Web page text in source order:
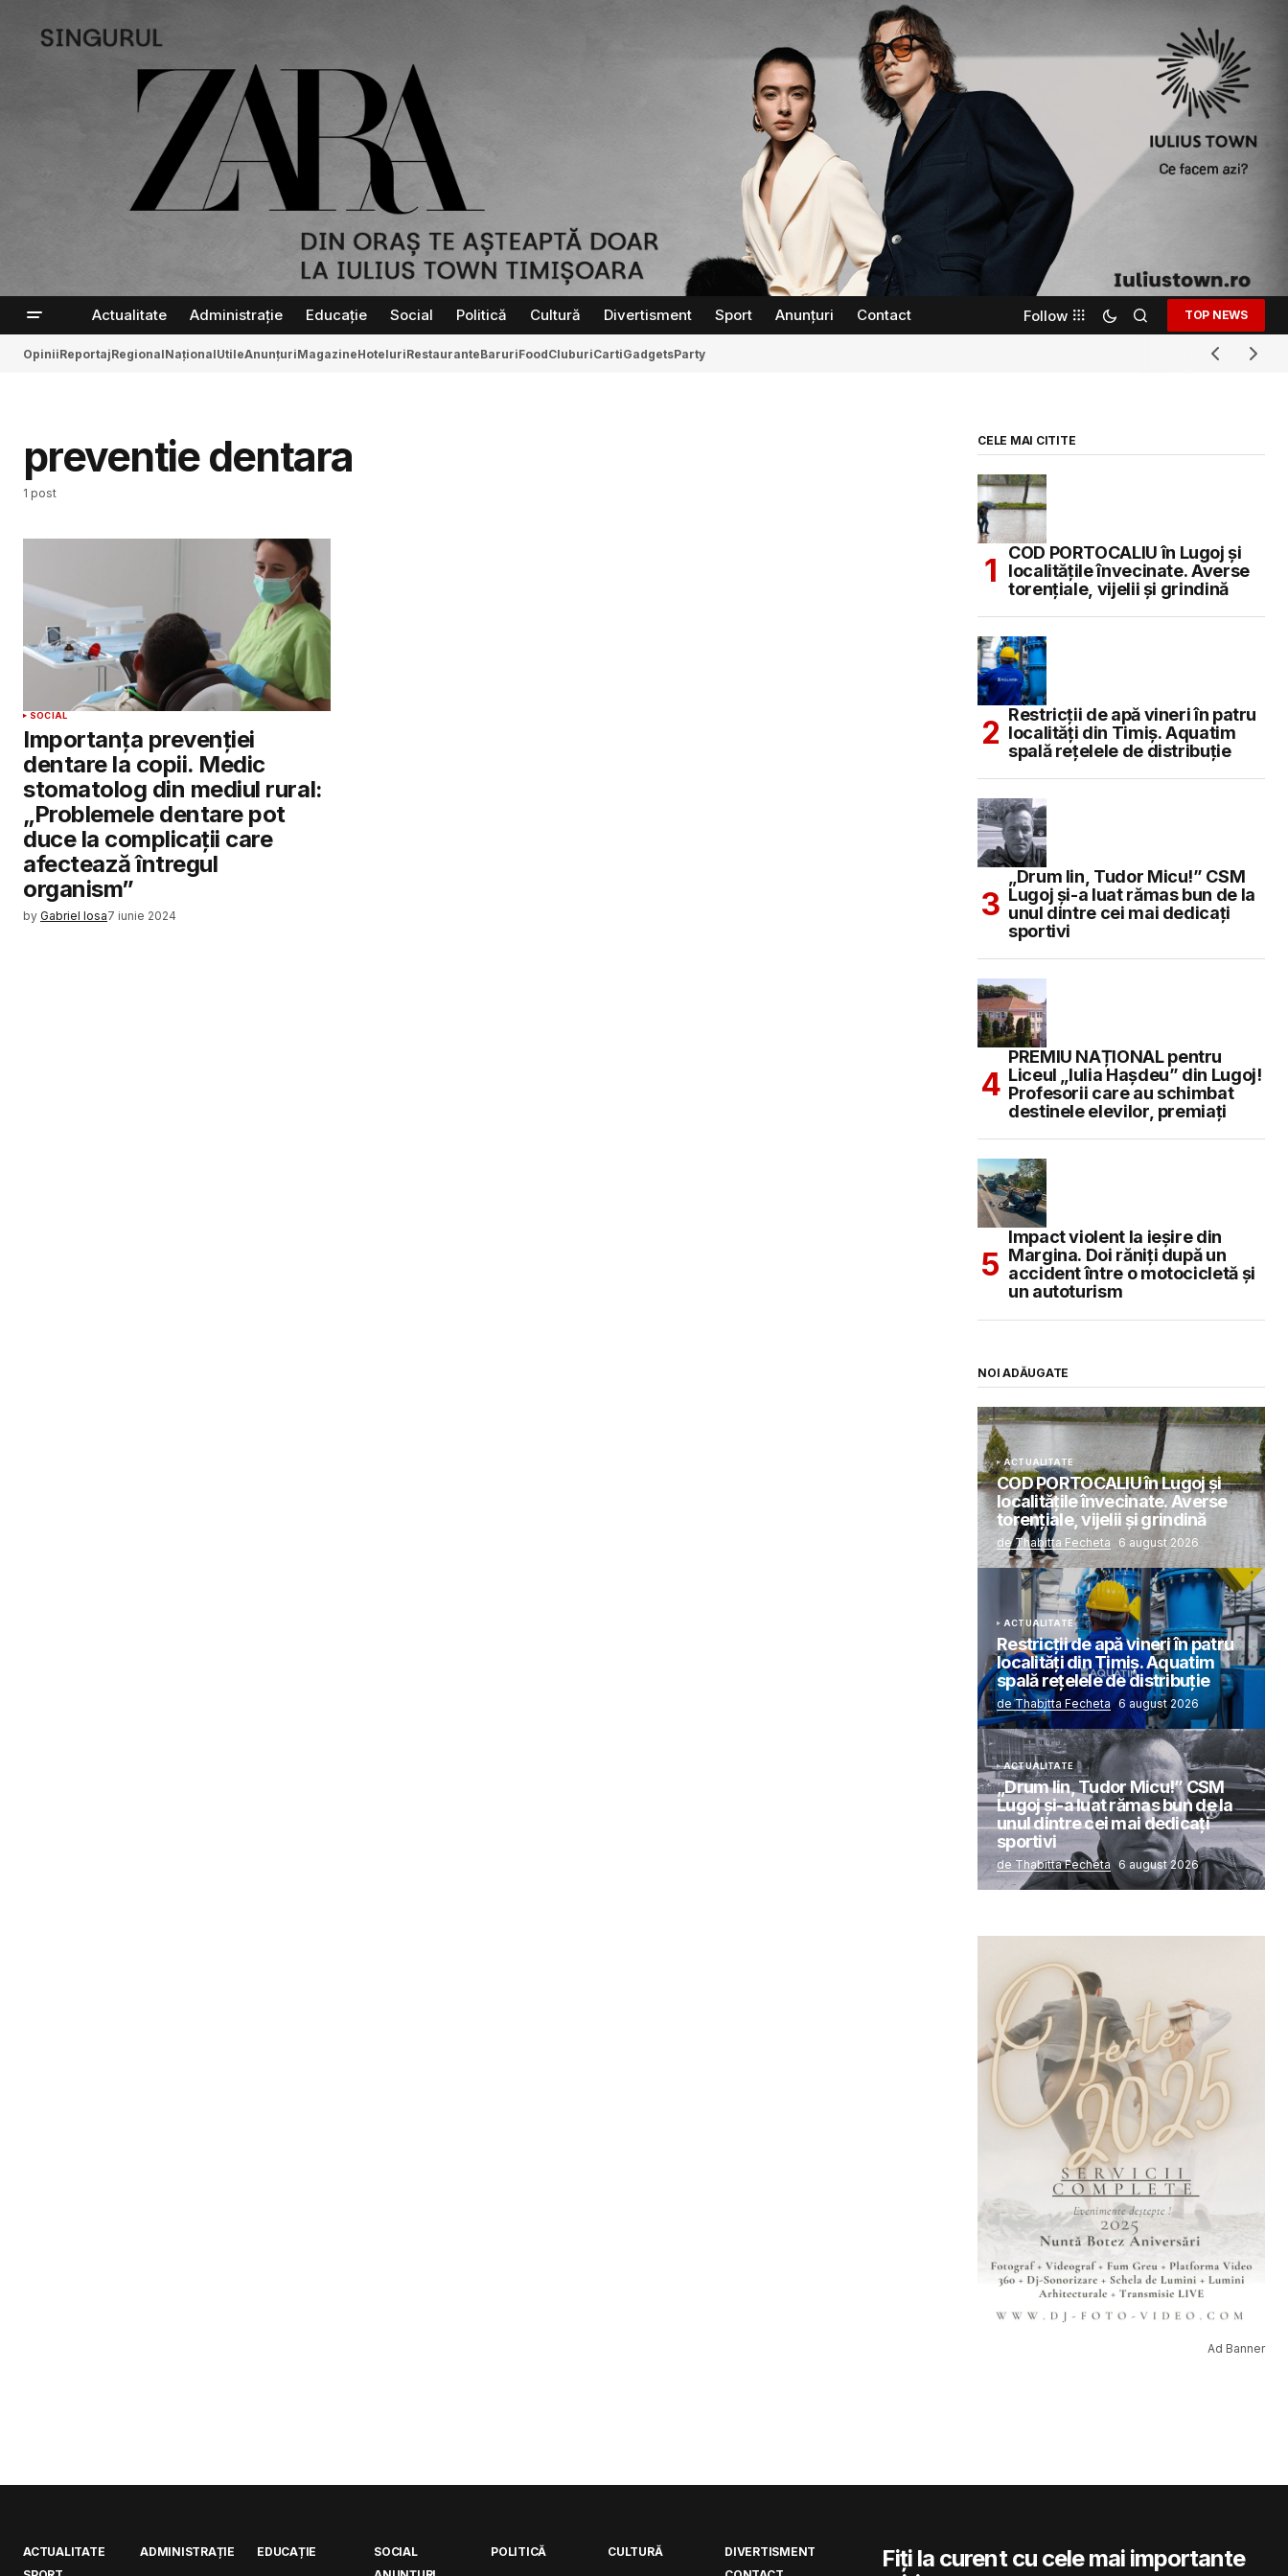
Actualitate Administrație Educație Social Politică Cultură Divertisment Sport Anunțuri Contact Follow TOP NEWS
OpiniiReportajRegionalNaționalUtileAnunțuriMagazineHoteluriRestauranteBaruriFoodCluburiCartiGadgetsParty
preventie dentara
1 post
SOCIAL
Importanța prevenției
dentare la copii. Medic
stomatolog din mediul rural:
„Problemele dentare pot
duce la complicații care
afectează întregul
organism”
by Gabriel Iosa7 iunie 2024
CELE MAI CITITE
COD PORTOCALIU în Lugoj și
localitățile învecinate. Averse
torențiale, vijelii și grindină
Restricții de apă vineri în patru
localități din Timiș. Aquatim
spală rețelele de distribuție
„Drum lin, Tudor Micu!” CSM
Lugoj și-a luat rămas bun de la
unul dintre cei mai dedicați
sportivi
PREMIU NAȚIONAL pentru
Liceul „Iulia Hașdeu” din Lugoj!
Profesorii care au schimbat
destinele elevilor, premiați
Impact violent la ieșire din
Margina. Doi răniți după un
accident între o motocicletă și
un autoturism
NOI ADĂUGATE
ACTUALITATE
COD PORTOCALIU în Lugoj și
localitățile învecinate. Averse
torențiale, vijelii și grindină
de Thabitta Fecheta 6 august 2026
ACTUALITATE
Restricții de apă vineri în patru
localități din Timiș. Aquatim
spală rețelele de distribuție
de Thabitta Fecheta 6 august 2026
ACTUALITATE
„Drum lin, Tudor Micu!” CSM
Lugoj și-a luat rămas bun de la
unul dintre cei mai dedicați
sportivi
de Thabitta Fecheta 6 august 2026
Ad Banner
ACTUALITATE ADMINISTRAȚIE EDUCAȚIE SOCIAL POLITICĂ CULTURĂ
DIVERTISMENT
Fiți la curent cu cele mai importante